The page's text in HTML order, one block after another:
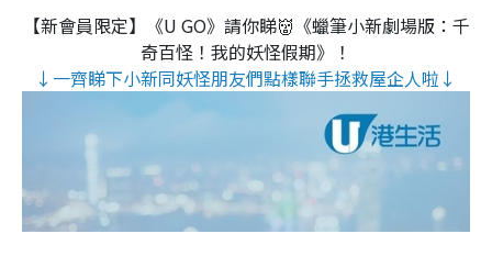
【新會員限定】《U GO》請你睇👹《蠟筆小新劇場版：千
奇百怪！我的妖怪假期》！
↓一齊睇下小新同妖怪朋友們點樣聯手拯救屋企人啦↓